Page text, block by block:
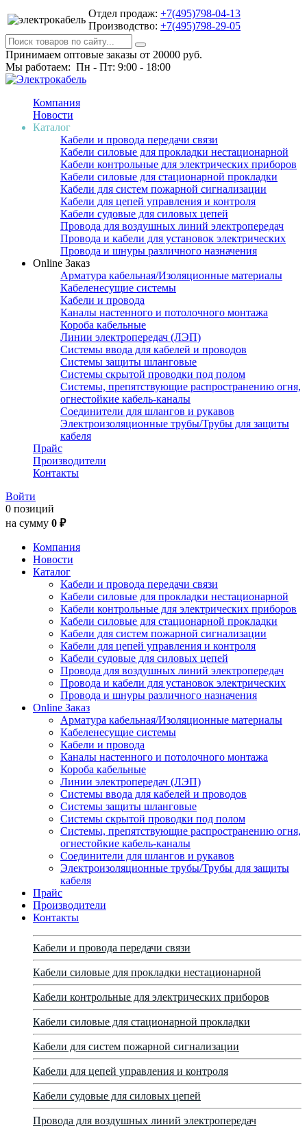
Отдел продаж: +7(495)798-04-13
Производство: +7(495)798-29-05
Принимаем оптовые заказы от 20000 руб.
Мы работаем: Пн - Пт: 9:00 - 18:00
Компания
Новости
Каталог
Кабели и провода передачи связи
Кабели силовые для прокладки нестационарной
Кабели контрольные для электрических приборов
Кабели силовые для стационарной прокладки
Кабели для систем пожарной сигнализации
Кабели для цепей управления и контроля
Кабели судовые для силовых цепей
Провода для воздушных линий электропередач
Провода и кабели для установок электрических
Провода и шнуры различного назначения
Online Заказ
Арматура кабельная/Изоляционные материалы
Кабеленесущие системы
Кабели и провода
Каналы настенного и потолочного монтажа
Короба кабельные
Линии электропередач (ЛЭП)
Системы ввода для кабелей и проводов
Системы защиты шланговые
Системы скрытой проводки под полом
Системы, препятствующие распространению огня,
огнестойкие кабель-каналы
Соединители для шлангов и рукавов
Электроизоляционные трубы/Трубы для защиты
кабеля
Прайс
Производители
Контакты
Войти
0 позиций
на сумму 0 ₽
Компания
Новости
Каталог
Кабели и провода передачи связи
Кабели силовые для прокладки нестационарной
Кабели контрольные для электрических приборов
Кабели силовые для стационарной прокладки
Кабели для систем пожарной сигнализации
Кабели для цепей управления и контроля
Кабели судовые для силовых цепей
Провода для воздушных линий электропередач
Провода и кабели для установок электрических
Провода и шнуры различного назначения
Online Заказ
Арматура кабельная/Изоляционные материалы
Кабеленесущие системы
Кабели и провода
Каналы настенного и потолочного монтажа
Короба кабельные
Линии электропередач (ЛЭП)
Системы ввода для кабелей и проводов
Системы защиты шланговые
Системы скрытой проводки под полом
Системы, препятствующие распространению огня,
огнестойкие кабель-каналы
Соединители для шлангов и рукавов
Электроизоляционные трубы/Трубы для защиты
кабеля
Прайс
Производители
Контакты
Кабели и провода передачи связи
Кабели силовые для прокладки нестационарной
Кабели контрольные для электрических приборов
Кабели силовые для стационарной прокладки
Кабели для систем пожарной сигнализации
Кабели для цепей управления и контроля
Кабели судовые для силовых цепей
Провода для воздушных линий электропередач